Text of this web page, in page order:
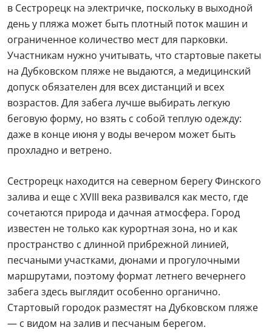
в Сестрорецк на электричке, поскольку в выходной
день у пляжа может быть плотный поток машин и
ограниченное количество мест для парковки.
Участникам нужно учитывать, что стартовые пакеты
на Дубковском пляже не выдаются, а медицинский
допуск обязателен для всех дистанций и всех
возрастов. Для забега лучше выбирать легкую
беговую форму, но взять с собой теплую одежду:
даже в конце июня у воды вечером может быть
прохладно и ветрено.
Сестрорецк находится на северном берегу Финского
залива и еще с XVIII века развивался как место, где
сочетаются природа и дачная атмосфера. Город
известен не только как курортная зона, но и как
пространство с длинной прибрежной линией,
песчаными участками, дюнами и прогулочными
маршрутами, поэтому формат летнего вечернего
забега здесь выглядит особенно органично.
Стартовый городок разместят на Дубковском пляже
— с видом на залив и песчаным берегом.